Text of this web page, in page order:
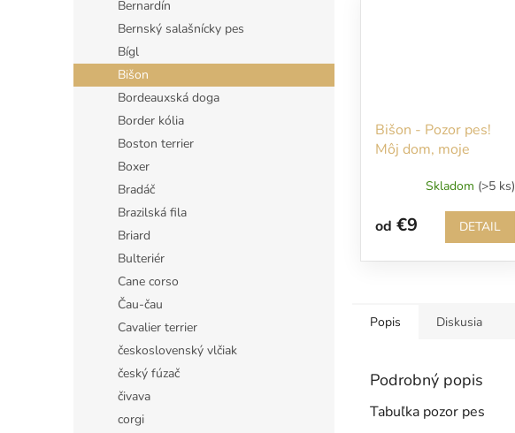
Bernardín
Bernský salašnícky pes
Bígl
Bišon
Bordeauxská doga
Border kólia
Boston terrier
Boxer
Bradáč
Brazilská fila
Briard
Bulteriér
Cane corso
Čau-čau
Cavalier terrier
československý vlčiak
český fúzač
čivava
corgi
Bišon - Pozor pes!
Môj dom, moje
Skladom (>5 ks)
od €9 DETAIL
Popis Diskusia
Podrobný popis
Tabuľka pozor pes